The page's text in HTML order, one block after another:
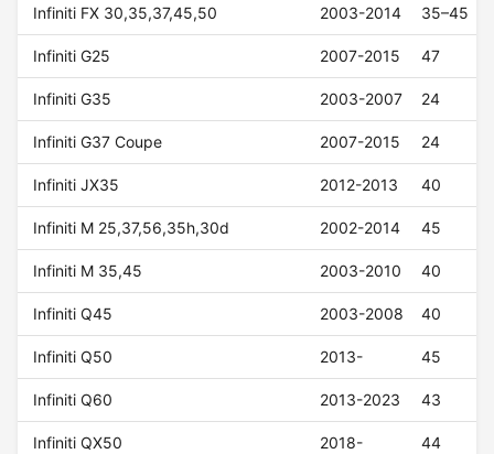
Infiniti FX 30,35,37,45,50 2003-2014 35–45
Infiniti G25 2007-2015 47
Infiniti G35 2003-2007 24
Infiniti G37 Coupe 2007-2015 24
Infiniti JX35 2012-2013 40
Infiniti M 25,37,56,35h,30d 2002-2014 45
Infiniti M 35,45 2003-2010 40
Infiniti Q45 2003-2008 40
Infiniti Q50 2013- 45
Infiniti Q60 2013-2023 43
Infiniti QX50 2018- 44